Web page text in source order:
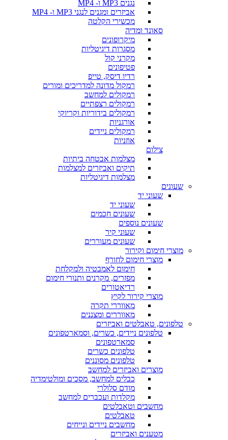
נגנים MP3 ו- MP4
אביזרים ומגנים לנגני MP3 ו- MP4
מכשירי הקלטה
סאונד ומדיה
מיקרופונים
מסגרות דיגיטליות
מקרני קול
פטיפונים
רדיו דיסק, טייפ
רמקול מדונה למדריכים ומורים
רמקולים למחשב
רמקולים רצפתיים
רמקולים בידוריות וקריוקי
אורגניות
רמקולים ניידים
אוזניות
צילום
מצלמות אבטחה ביתיות
תיקים ואביזרים למצלמות
מצלמות דיגיטליות
שעונים
שעוני יד
שעוני יד
שעונים חכמים
שעונים נוספים
שעוני קיר
שעונים מעוררים
מוצרי חימום וקירור
מוצרי חימום לחורף
חימום לאמבטיה ולמקלחת
מפזרים, מקרנים ותנורי חימום
רדיאטורים
מוצרי קירור לקיץ
מאווררי תקרה
מאווררים ומצננים
טלפונים, טאבלטים ואביזרים
טלפונים ניידים, כשרים, וסמארטפונים
סמארטפונים
טלפונים כשרים
טלפונים מסוננים
מוצרים ואביזרים למחשב
כבלים למחשב, מסכים ומולטימדיה
מודם סלולרי
מקלדות ועכברים למחשב
מחשבים וטאבלטים
טאבלטים
מחשבים ניידים ונייחים
מטענים ואביזרים